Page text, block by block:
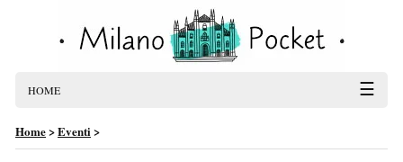
HOME ☰
Home>Eventi>